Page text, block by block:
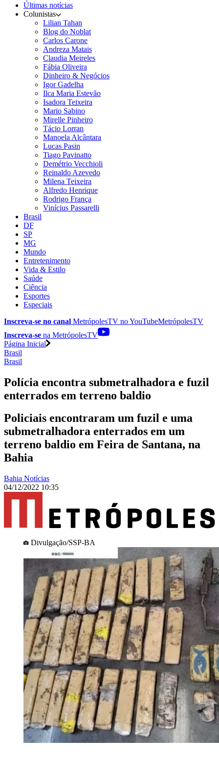
Últimas notícias
Colunistas
Lilian Tahan
Blog do Noblat
Carlos Carone
Andreza Matais
Claudia Meireles
Fábia Oliveira
Dinheiro & Negócios
Igor Gadelha
Ilca Maria Estevão
Isadora Teixeira
Mario Sabino
Mirelle Pinheiro
Tácio Lorran
Manoela Alcântara
Lucas Pasin
Tiago Pavinatto
Demétrio Vecchioli
Reinaldo Azevedo
Milena Teixeira
Alfredo Henrique
Rodrigo França
Vinícius Passarelli
Brasil
DF
SP
MG
Mundo
Entretenimento
Vida & Estilo
Saúde
Ciência
Esportes
Especiais
Inscreva-se no canal MetrópolesTV noYouTubeMetrópolesTV
Inscreva-se na MetrópolesTV
Página Inicial
Brasil
Brasil
Polícia encontra submetralhadora e fuzil
enterrados em terreno baldio
Policiais encontraram um fuzil e uma
submetralhadora enterrados em um
terreno baldio em Feira de Santana, na
Bahia
Bahia Notícias
04/12/2022 10:35
Divulgação/SSP-BA